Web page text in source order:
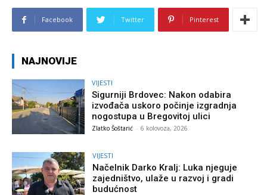
Facebook Twitter Pinterest
NAJNOVIJE
VIJESTI
Sigurniji Brdovec: Nakon odabira
izvođača uskoro počinje izgradnja
nogostupa u Bregovitoj ulici
Zlatko Šoštarić - 6 kolovoza, 2026
VIJESTI
Načelnik Darko Kralj: Luka njeguje
zajedništvo, ulaže u razvoj i gradi
budućnost